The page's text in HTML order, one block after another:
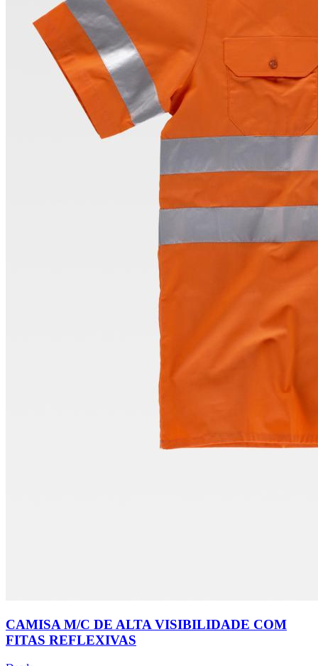
CAMISA M/C DE ALTA VISIBILIDADE COM
FITAS REFLEXIVAS